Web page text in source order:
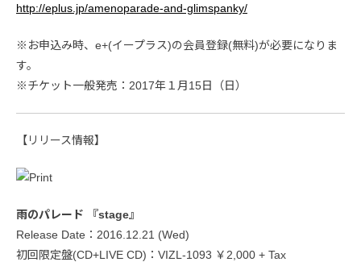
http://eplus.jp/amenoparade-and-glimspanky/
※お申込み時、e+(イープラス)の会員登録(無料)が必要になりま
す。
※チケット一般発売：2017年１月15日（日）
【リリース情報】
雨のパレード 『stage』
Release Date：2016.12.21 (Wed)
初回限定盤(CD+LIVE CD)：VIZL-1093 ￥2,000 + Tax